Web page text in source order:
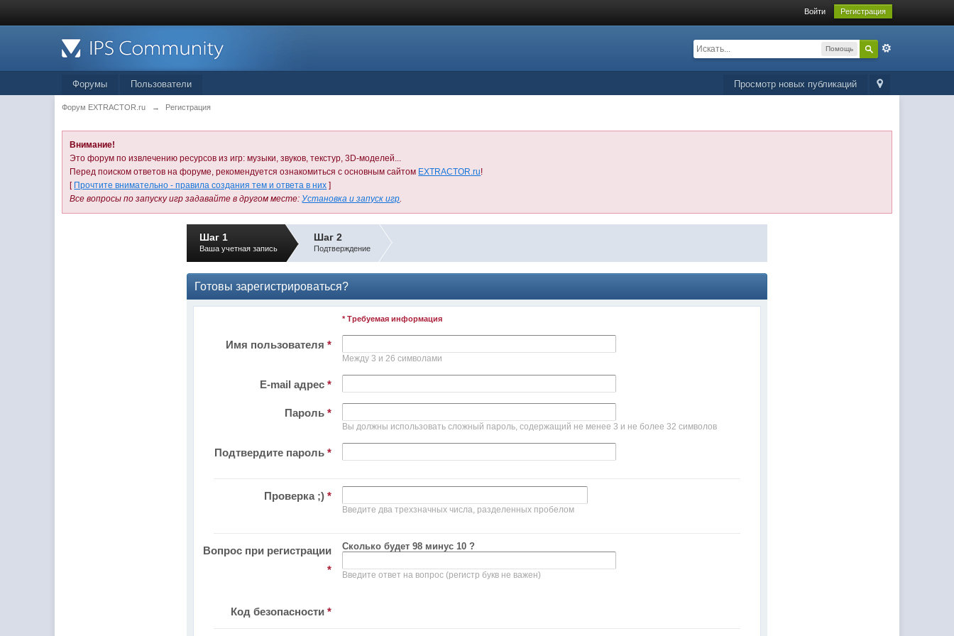
Войти Регистрация
Помощь
Просмотр новых публикаций
Форумы Пользователи
Форум EXTRACTOR.ru → Регистрация
Внимание!
Это форум по извлечению ресурсов из игр: музыки, звуков, текстур, 3D-моделей...
Перед поиском ответов на форуме, рекомендуется ознакомиться с основным сайтом EXTRACTOR.ru!
[ Прочтите внимательно - правила создания тем и ответа в них ]
Все вопросы по запуску игр задавайте в другом месте:Установка и запуск игр.
Шаг 1
Ваша учетная запись
Шаг 2
Подтверждение
Готовы зарегистрироваться?
* Требуемая информация
Имя пользователя *
Между 3 и 26 символами
E-mail адрес *
Пароль *
Вы должны использовать сложный пароль, содержащий не менее 3 и не более 32 символов
Подтвердите пароль *
Проверка ;) *
Введите два трехзначных числа, разделенных пробелом
Вопрос при регистрации
*
Сколько будет 98 минус 10 ?
Введите ответ на вопрос (регистр букв не важен)
Код безопасности *